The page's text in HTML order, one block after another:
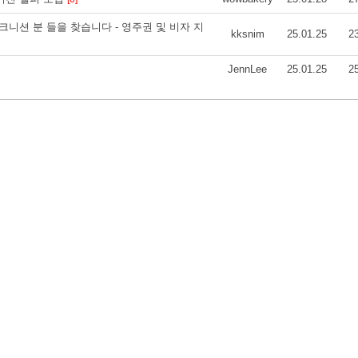
니션 분 들을 찾습니다 - 영주권 및 비자 지
kksnim 25.01.25
JennLee 25.01.25